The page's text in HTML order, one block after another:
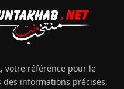
votre référence pour le
informations précises,